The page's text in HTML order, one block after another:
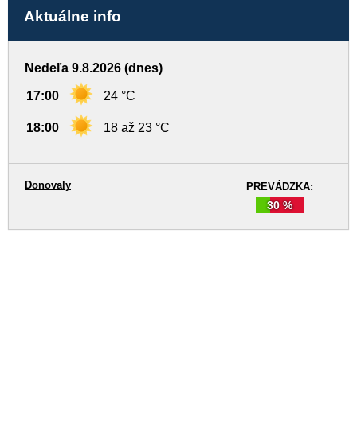
Aktuálne info
Nedeľa 9.8.2026 (dnes)
17:00 24 °C
18:00 18 až 23 °C
PREVÁDZKA:
30 %
Donovaly